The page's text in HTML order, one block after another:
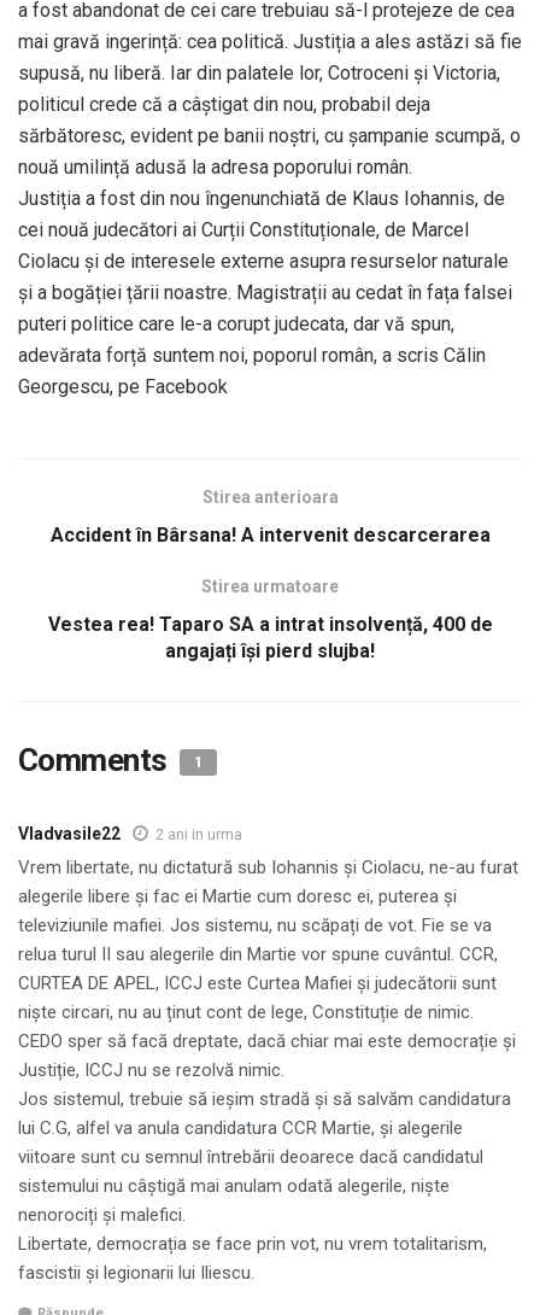
a fost abandonat de cei care trebuiau să-l protejeze de cea
mai gravă ingerință: cea politică. Justiția a ales astăzi să fie
supusă, nu liberă. Iar din palatele lor, Cotroceni și Victoria,
politicul crede că a câștigat din nou, probabil deja
sărbătoresc, evident pe banii noștri, cu șampanie scumpă, o
nouă umilință adusă la adresa poporului român.
Justiția a fost din nou îngenunchiată de Klaus Iohannis, de
cei nouă judecători ai Curții Constituționale, de Marcel
Ciolacu și de interesele externe asupra resurselor naturale
și a bogăției țării noastre. Magistrații au cedat în fața falsei
puteri politice care le-a corupt judecata, dar vă spun,
adevărata forță suntem noi, poporul român, a scris Călin
Georgescu, pe Facebook
Stirea anterioara
Accident în Bârsana! A intervenit descarcerarea
Stirea urmatoare
Vestea rea! Taparo SA a intrat insolvență, 400 de
angajați își pierd slujba!
Comments 1
Vladvasile22 2 ani in urma
Vrem libertate, nu dictatură sub Iohannis și Ciolacu, ne-au furat
alegerile libere și fac ei Martie cum doresc ei, puterea și
televiziunile mafiei. Jos sistemu, nu scăpați de vot. Fie se va
relua turul II sau alegerile din Martie vor spune cuvântul. CCR,
CURTEA DE APEL, ICCJ este Curtea Mafiei și judecătorii sunt
niște circari, nu au ținut cont de lege, Constituție de nimic.
CEDO sper să facă dreptate, dacă chiar mai este democrație și
Justiție, ICCJ nu se rezolvă nimic.
Jos sistemul, trebuie să ieșim stradă și să salvăm candidatura
lui C.G, alfel va anula candidatura CCR Martie, și alegerile
viitoare sunt cu semnul întrebării deoarece dacă candidatul
sistemului nu câștigă mai anulam odată alegerile, niște
nenorociți și malefici.
Libertate, democrația se face prin vot, nu vrem totalitarism,
fascistii și legionarii lui Iliescu.